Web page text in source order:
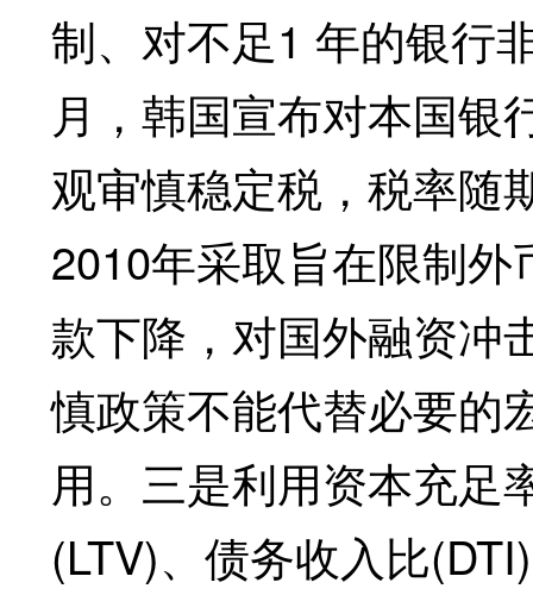
制、对不足1 年的银行
月，韩国宣布对本国银
观审慎稳定税，税率随
2010年采取旨在限制
款下降，对国外融资冲
慎政策不能代替必要的
用。三是利用资本充足
(LTV)、债务收入比